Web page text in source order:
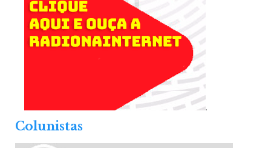
.
Colunistas